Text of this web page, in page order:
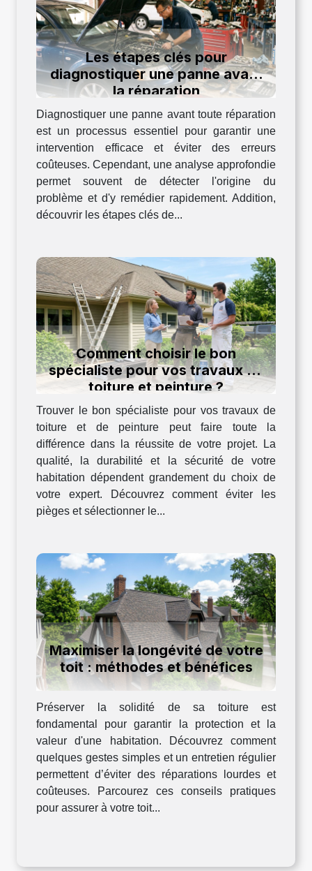
Les étapes clés pour
diagnostiquer une panne avant
la réparation
Diagnostiquer une panne avant toute réparation
est un processus essentiel pour garantir une
intervention efficace et éviter des erreurs
coûteuses. Cependant, une analyse approfondie
permet souvent de détecter l'origine du
problème et d'y remédier rapidement. Addition,
découvrir les étapes clés de...
Comment choisir le bon
spécialiste pour vos travaux de
toiture et peinture ?
Trouver le bon spécialiste pour vos travaux de
toiture et de peinture peut faire toute la
différence dans la réussite de votre projet. La
qualité, la durabilité et la sécurité de votre
habitation dépendent grandement du choix de
votre expert. Découvrez comment éviter les
pièges et sélectionner le...
Maximiser la longévité de votre
toit : méthodes et bénéfices
Préserver la solidité de sa toiture est
fondamental pour garantir la protection et la
valeur d'une habitation. Découvrez comment
quelques gestes simples et un entretien régulier
permettent d’éviter des réparations lourdes et
coûteuses. Parcourez ces conseils pratiques
pour assurer à votre toit...